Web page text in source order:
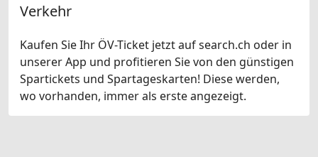
Verkehr
Kaufen Sie Ihr ÖV-Ticket jetzt auf search.ch oder in
unserer App und profitieren Sie von den günstigen
Spartickets und Spartageskarten! Diese werden,
wo vorhanden, immer als erste angezeigt.